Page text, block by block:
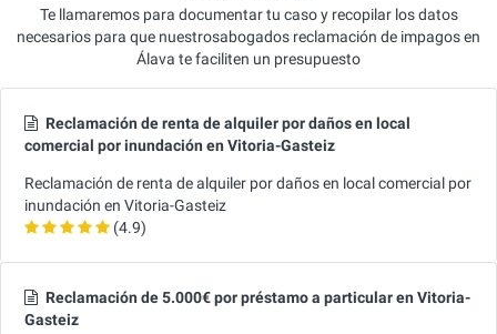
Te llamaremos para documentar tu caso y recopilar los datos
necesarios para que nuestrosabogados reclamación de impagos en
Álava te faciliten un presupuesto
Reclamación de renta de alquiler por daños en local
comercial por inundación en Vitoria-Gasteiz
Reclamación de renta de alquiler por daños en local comercial por
inundación en Vitoria-Gasteiz
(4.9)
Reclamación de 5.000€ por préstamo a particular en Vitoria-
Gasteiz